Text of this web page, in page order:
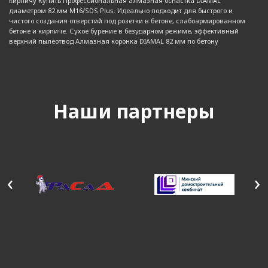
диаметром 82 мм M16/SDS Plus. Идеально подходит для быстрого и
чистого создания отверстий под розетки в бетоне, слабоармированном
бетоне и кирпиче. Сухое бурение в безударном режиме, эффективный
верхний пылеотвод Алмазная коронка DIAMAL 82 мм по бетону
Наши партнеры
‹ ›